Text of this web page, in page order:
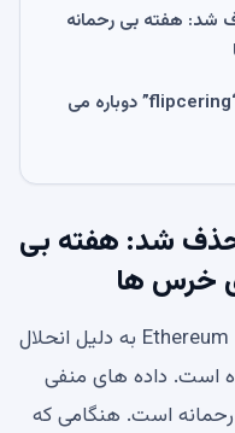
شد: هفته بی رحمانه
در برابر اتریوم و بیت کوین: “flipcering” دوباره می
حذف شد: هفته بی
در هفت روز گذشته ، Ethereum (ETH) Bears به دلیل انحلال
است. داده های منفی
است. هنگامی که